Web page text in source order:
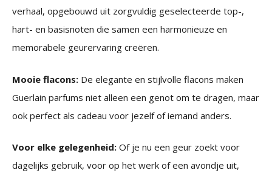
verhaal, opgebouwd uit zorgvuldig geselecteerde top-,
hart- en basisnoten die samen een harmonieuze en
memorabele geurervaring creëren.
Mooie flacons: De elegante en stijlvolle flacons maken
Guerlain parfums niet alleen een genot om te dragen, maar
ook perfect als cadeau voor jezelf of iemand anders.
Voor elke gelegenheid: Of je nu een geur zoekt voor
dagelijks gebruik, voor op het werk of een avondje uit,